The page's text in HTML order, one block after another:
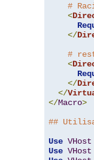
#
<
</
#
<
</
</
</Macro>
##
Use VHost
Use VHost